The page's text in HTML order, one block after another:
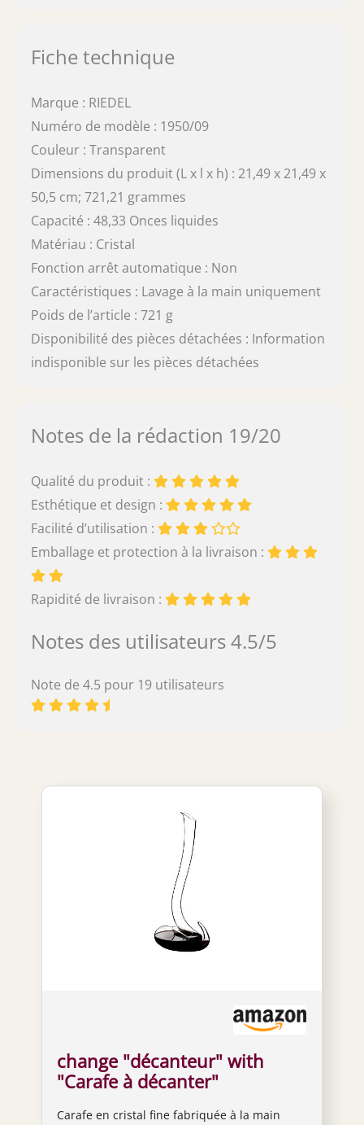
Fiche technique
Marque : RIEDEL
Numéro de modèle : 1950/09
Couleur : Transparent
Dimensions du produit (L x l x h) : 21,49 x 21,49 x
50,5 cm; 721,21 grammes
Capacité : 48,33 Onces liquides
Matériau : Cristal
Fonction arrêt automatique : Non
Caractéristiques : Lavage à la main uniquement
Poids de l’article : 721 g
Disponibilité des pièces détachées : Information
indisponible sur les pièces détachées
Notes de la rédaction 19/20
Qualité du produit :
Esthétique et design :
Facilité d’utilisation :
Emballage et protection à la livraison :
Rapidité de livraison :
Notes des utilisateurs 4.5/5
Note de 4.5 pour 19 utilisateurs
change "décanteur" with
"Carafe à décanter"
Carafe en cristal fine fabriquée à la main